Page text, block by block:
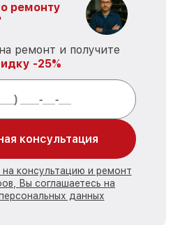
ремонту
ремонт и получите
-25%
консультация
на консультацию и ремонт
Вы соглашаетесь на
данных